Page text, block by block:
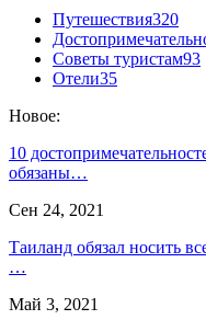
Путешествия320
Советы туристам93
Отели35
Новое:
10
обязаны…
Сен 24, 2021
Таиланд обязал носить
…
Май 3, 2021